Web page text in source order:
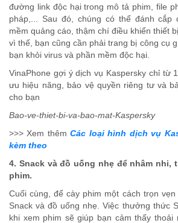
đường link độc hại trong mô tả phim, file
pháp,... Sau đó, chúng có thể đánh cắp
mềm quảng cáo, thậm chí điều khiển thiết
vì thế, bạn cũng cần phải trang bị công cụ
bạn khỏi virus và phần mềm độc hại.
VinaPhone gợi ý dịch vụ Kaspersky chỉ từ
ưu hiệu năng, bảo vệ quyền riêng tư và
cho bạn
Bao-ve-thiet-bi-va-bao-mat-Kaspersky
>>> Xem thêmCác loại hình dịch vụ
kèm theo
4. Snack và đồ uống nhẹ để nhâm nhi,
phim.
Cuối cùng, để cày phim một cách trọn
Snack và đồ uống nhẹ. Việc thưởng thức
khi xem phim sẽ giúp bạn cảm thấy thoải